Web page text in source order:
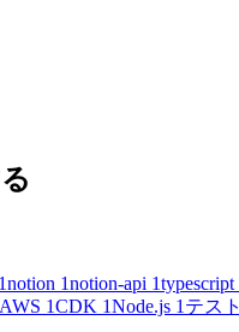
1notion 1notion-api 1typescript
AWS 1CDK 1Node.js 1 テスト